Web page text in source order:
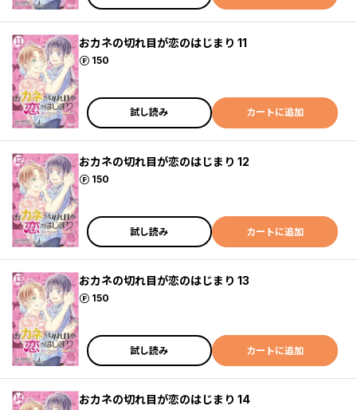
おカネの切れ目が恋のはじまり 11
150
ポイント
試し読み カートに追加
おカネの切れ目が恋のはじまり 12
150
ポイント
試し読み カートに追加
おカネの切れ目が恋のはじまり 13
150
ポイント
試し読み カートに追加
おカネの切れ目が恋のはじまり 14